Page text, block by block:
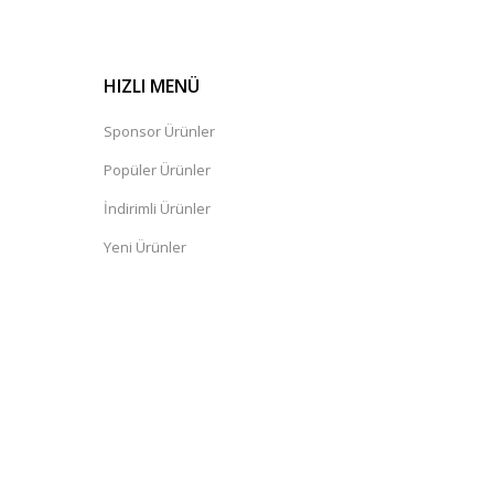
HIZLI MENÜ
Sponsor Ürünler
Popüler Ürünler
İndirimli Ürünler
Yeni Ürünler